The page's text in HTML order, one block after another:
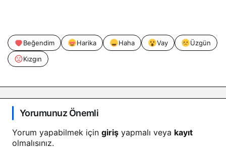
Beğendim Harika Haha Vay
Üzgün
Kızgın
Yorumunuz Önemli
Yorum yapabilmek için giriş yapmalı veya kayıt
olmalısınız.